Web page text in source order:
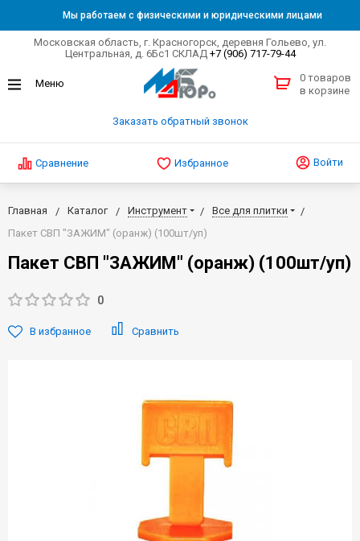
Мы работаем с физическими и юридическими лицами
Московская область, г. Красногорск, деревня Гольево, ул.
Центральная, д. 6Бс1 СКЛАД +7 (906) 717-79-44
Заказать обратный звонок
0 товаров
в корзине
Сравнение Избранное Войти
Главная Каталог Инструмент
Все для плитки
Пакет СВП "ЗАЖИМ" (оранж) (100шт/уп)
Пакет СВП "ЗАЖИМ" (оранж) (100шт/уп)
0
В избранное Сравнить